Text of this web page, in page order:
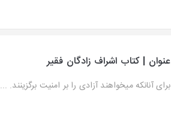
عنوان | کتاب اشراف زادگان فقیر
برای آنانکه میخواهند آزادی را بر امنیت برگزینند. ...